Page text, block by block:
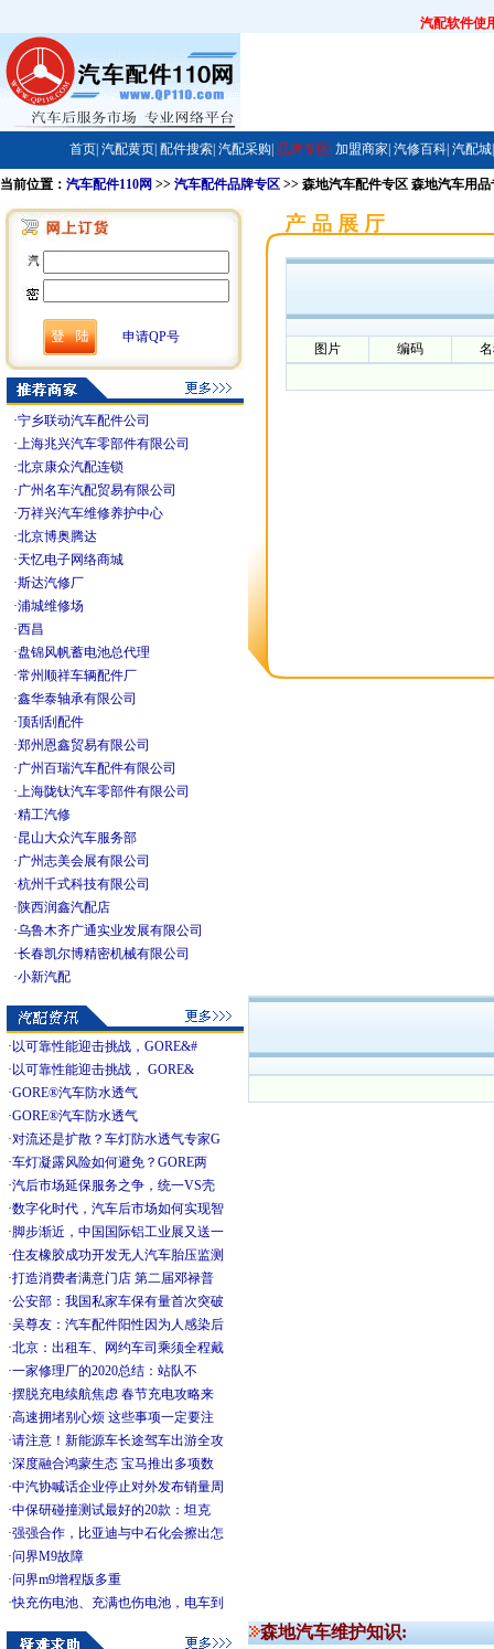
汽配软件使
首页| 汽配黄页| 配件搜索| 汽配采购| 品牌专区| 加盟商家| 汽修百科| 汽配城|
当前位置： 汽车配件110网 >> 汽车配件品牌专区 >> 森地汽车配件专区 森地汽车用
申请QP号
·宁乡联动汽车配件公司
·上海兆兴汽车零部件有限公司
·北京康众汽配连锁
·广州名车汽配贸易有限公司
·万祥兴汽车维修养护中心
·北京博奥腾达
·天忆电子网络商城
·斯达汽修厂
·浦城维修场
·西昌
·盘锦风帆蓄电池总代理
·常州顺祥车辆配件厂
·鑫华泰轴承有限公司
·顶刮刮配件
·郑州恩鑫贸易有限公司
·广州百瑞汽车配件有限公司
·上海陇钛汽车零部件有限公司
·精工汽修
·昆山大众汽车服务部
·广州志美会展有限公司
·杭州千式科技有限公司
·陕西润鑫汽配店
·乌鲁木齐广通实业发展有限公司
·长春凯尔博精密机械有限公司
·小新汽配
图片 编码
· 以可靠性能迎击挑战，GORE&#
· 以可靠性能迎击挑战， GORE&
·GORE®汽车防水透气
·GORE®汽车防水透气
·对流还是扩散？车灯防水透气专家G
·车灯凝露风险如何避免？GORE两
·汽后市场延保服务之争，统一VS壳
·数字化时代，汽车后市场如何实现智
· 脚步渐近，中国国际铝工业展又送一
·住友橡胶成功开发无人汽车胎压监测
·打造消费者满意门店 第二届邓禄普
·公安部：我国私家车保有量首次突破
·吴尊友：汽车配件阳性因为人感染后
·北京：出租车、网约车司乘须全程戴
·一家修理厂的2020总结：站队不
·摆脱充电续航焦虑 春节充电攻略来
·高速拥堵别心烦 这些事项一定要注
·请注意！新能源车长途驾车出游全攻
·深度融合鸿蒙生态 宝马推出多项数
·中汽协喊话企业停止对外发布销量周
·中保研碰撞测试最好的20款：坦克
·强强合作，比亚迪与中石化会擦出怎
·问界M9故障
·问界m9增程版多重
·快充伤电池、充满也伤电池，电车到
森地汽车维护知识: